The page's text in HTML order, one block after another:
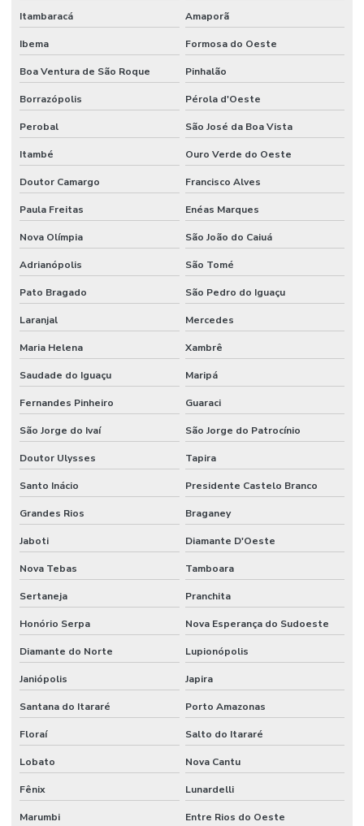
Itambaracá Amaporã
Ibema Formosa do Oeste
Boa Ventura de São Roque Pinhalão
Borrazópolis Pérola d'Oeste
Perobal São José da Boa Vista
Itambé Ouro Verde do Oeste
Doutor Camargo Francisco Alves
Paula Freitas Enéas Marques
Nova Olímpia São João do Caiuá
Adrianópolis São Tomé
Pato Bragado São Pedro do Iguaçu
Laranjal Mercedes
Maria Helena Xambrê
Saudade do Iguaçu Maripá
Fernandes Pinheiro Guaraci
São Jorge do Ivaí São Jorge do Patrocínio
Doutor Ulysses Tapira
Santo Inácio Presidente Castelo Branco
Grandes Rios Braganey
Jaboti Diamante D'Oeste
Nova Tebas Tamboara
Sertaneja Pranchita
Honório Serpa Nova Esperança do Sudoeste
Diamante do Norte Lupionópolis
Janiópolis Japira
Santana do Itararé Porto Amazonas
Floraí Salto do Itararé
Lobato Nova Cantu
Fênix Lunardelli
Marumbi Entre Rios do Oeste